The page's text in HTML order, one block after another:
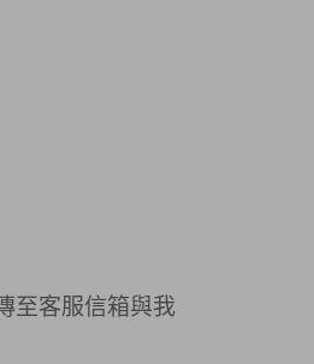
至客服信箱與我